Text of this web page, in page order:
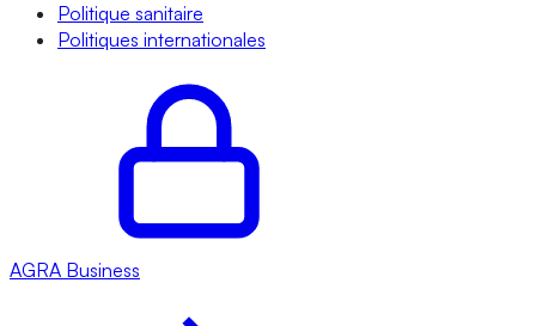
Politique sanitaire
Politiques internationales
AGRA Business